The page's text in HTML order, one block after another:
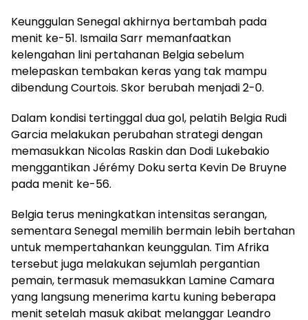
Keunggulan Senegal akhirnya bertambah pada
menit ke-51. Ismaila Sarr memanfaatkan
kelengahan lini pertahanan Belgia sebelum
melepaskan tembakan keras yang tak mampu
dibendung Courtois. Skor berubah menjadi 2-0.
Dalam kondisi tertinggal dua gol, pelatih Belgia Rudi
Garcia melakukan perubahan strategi dengan
memasukkan Nicolas Raskin dan Dodi Lukebakio
menggantikan Jérémy Doku serta Kevin De Bruyne
pada menit ke-56.
Belgia terus meningkatkan intensitas serangan,
sementara Senegal memilih bermain lebih bertahan
untuk mempertahankan keunggulan. Tim Afrika
tersebut juga melakukan sejumlah pergantian
pemain, termasuk memasukkan Lamine Camara
yang langsung menerima kartu kuning beberapa
menit setelah masuk akibat melanggar Leandro